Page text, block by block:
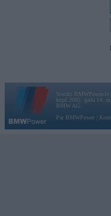
Vortāls BMWPower.lv
kopš 2002. gada 14.
BMW AG.
Par BMWPower